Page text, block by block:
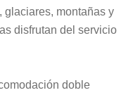
glaciares, montañas y
disfrutan del servicio
doble